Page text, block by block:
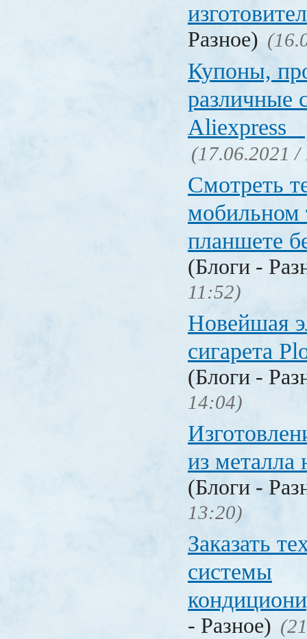
Разное)
Купоны,
различные
Aliexpress
(17.06.2021 /
Смотреть
мобильном
планшете
(Блоги -
11:52)
Новейшая
сигарета
(Блоги -
14:04)
из
(Блоги -
13:20)
Заказать
системы
- Разное)